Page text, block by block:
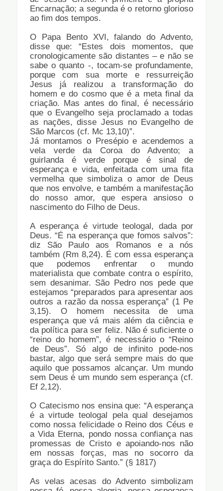
Encarnação; a segunda é o retorno glorioso
ao fim dos tempos.
O Papa Bento XVI, falando do Advento,
disse que: “Estes dois momentos, que
cronologicamente são distantes – e não se
sabe o quanto -, tocam-se profundamente,
porque com sua morte e ressurreição
Jesus já realizou a transformação do
homem e do cosmo que é a meta final da
criação. Mas antes do final, é necessário
que o Evangelho seja proclamado a todas
as nações, disse Jesus no Evangelho de
São Marcos (cf. Mc 13,10)”.
Já montamos o Presépio e acendemos a
vela verde da Coroa do Advento; a
guirlanda é verde porque é sinal de
esperança e vida, enfeitada com uma fita
vermelha que simboliza o amor de Deus
que nos envolve, e também a manifestação
do nosso amor, que espera ansioso o
nascimento do Filho de Deus.
A esperança é virtude teologal, dada por
Deus. “É na esperança que fomos salvos”:
diz São Paulo aos Romanos e a nós
também (Rm 8,24). É com essa esperança
que podemos enfrentar o mundo
materialista que combate contra o espírito,
sem desanimar. São Pedro nos pede que
estejamos “preparados para apresentar aos
outros a razão da nossa esperança” (1 Pe
3,15). O homem necessita de uma
esperança que vá mais além da ciência e
da política para ser feliz. Não é suficiente o
“reino do homem”, é necessário o “Reino
de Deus”. Só algo de infinito pode-nos
bastar, algo que será sempre mais do que
aquilo que possamos alcançar. Um mundo
sem Deus é um mundo sem esperança (cf.
Ef 2,12).
O Catecismo nos ensina que: “A esperança
é a virtude teologal pela qual desejamos
como nossa felicidade o Reino dos Céus e
a Vida Eterna, pondo nossa confiança nas
promessas de Cristo e apoiando-nos não
em nossas forças, mas no socorro da
graça do Espírito Santo.” (§ 1817)
As velas acesas do Advento simbolizam